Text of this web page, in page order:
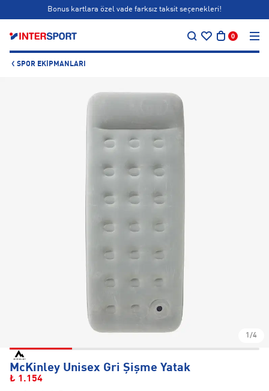
Bonus kartlara özel vade farksız taksit seçenekleri!
0
SPOR EKIPMANLARI
1/4
McKinley Unisex Gri Şişme Yatak
₺ 1.154